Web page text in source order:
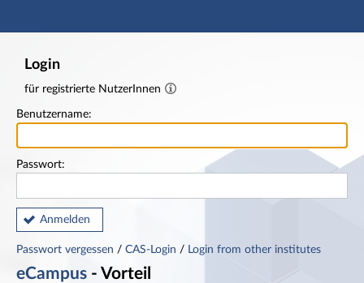
Hauptnavigation
Login
für registrierte NutzerInnen
Benutzername:
Passwort:
Anmelden
Passwort vergessen / CAS-Login / Login from other institutes
eCampus - Vorteil